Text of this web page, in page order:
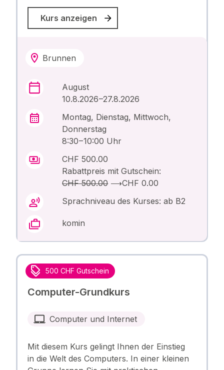
Kurs anzeigen
Brunnen
August
10.8.2026 –27.8.2026
Montag, Dienstag, Mittwoch,
Donnerstag
8:30 – 10:00 Uhr
CHF 500.00
Rabattpreis mit Gutschein:
CHF 500.00⟶CHF 0.00
Sprachniveau des Kurses: ab B2
komin
500 CHF Gutschein
Computer-Grundkurs
Computer und Internet
Mit diesem Kurs gelingt Ihnen der Einstieg
in die Welt des Computers. In einer kleinen